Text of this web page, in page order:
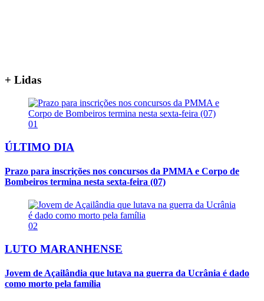
+ Lidas
01
ÚLTIMO DIA
Prazo para inscrições nos concursos da PMMA e Corpo de
Bombeiros termina nesta sexta-feira (07)
02
LUTO MARANHENSE
Jovem de Açailândia que lutava na guerra da Ucrânia é dado
como morto pela família